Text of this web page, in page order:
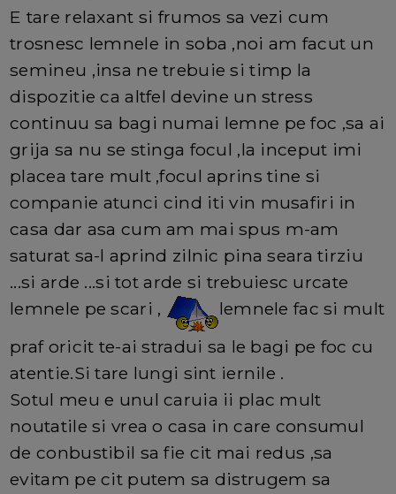
E tare relaxant si frumos sa vezi cum
trosnesc lemnele in soba ,noi am facut un
semineu ,insa ne trebuie si timp la
dispozitie ca altfel devine un stress
continuu sa bagi numai lemne pe foc ,sa ai
grija sa nu se stinga focul ,la inceput imi
placea tare mult ,focul aprins tine si
companie atunci cind iti vin musafiri in
casa dar asa cum am mai spus m-am
saturat sa-l aprind zilnic pina seara tirziu
...si arde ...si tot arde si trebuiesc urcate
lemnele pe scari ,
lemnele fac si mult
praf oricit te-ai stradui sa le bagi pe foc cu
atentie.Si tare lungi sint iernile .
Sotul meu e unul caruia ii plac mult
noutatile si vrea o casa in care consumul
de conbustibil sa fie cit mai redus ,sa
evitam pe cit putem sa distrugem sa